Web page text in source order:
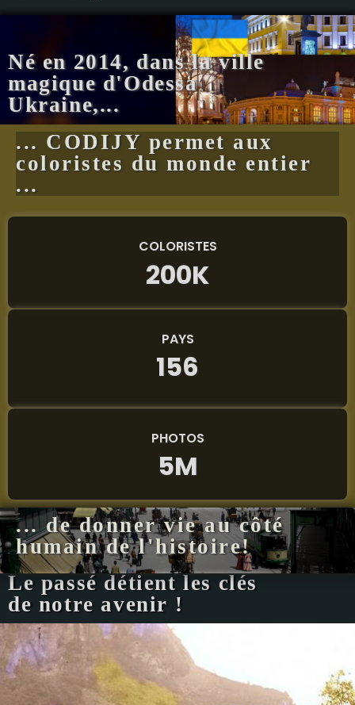
Né en 2014, dans la ville
magique d'Odessa
Ukraine,...
... CODIJY permet aux
coloristes du monde entier
...
COLORISTES
200K
PAYS
156
PHOTOS
5M
... de donner vie au côté
humain de l'histoire!
Le passé détient les clés
de notre avenir !